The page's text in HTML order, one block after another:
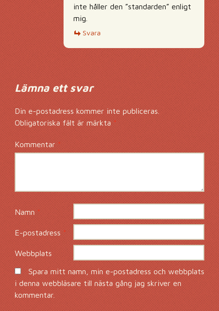
inte håller den ”standarden” enligt
mig.
Svara
Lämna ett svar
Din e-postadress kommer inte publiceras.
Obligatoriska fält är märkta *
Kommentar*
Namn*
E-postadress*
Webbplats
Spara mitt namn, min e-postadress och webbplats
i denna webbläsare till nästa gång jag skriver en
kommentar.